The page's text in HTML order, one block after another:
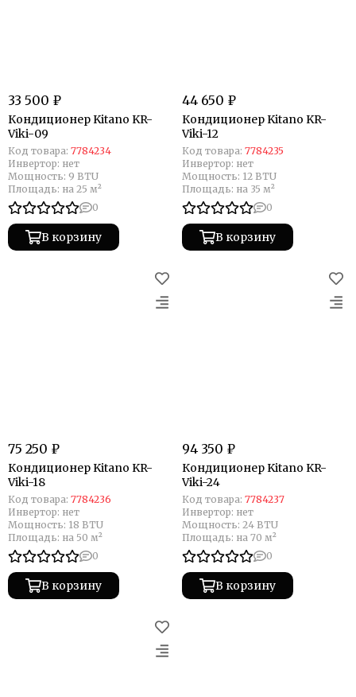
33 500 ₽
Кондиционер Kitano KR-
Viki-09
Код товара: 7784234
Инвертор: нет
Мощность: 9 BTU
Площадь: на 25 м²
0
В корзину
44 650 ₽
Кондиционер Kitano KR-
Viki-12
Код товара: 7784235
Инвертор: нет
Мощность: 12 BTU
Площадь: на 35 м²
0
В корзину
75 250 ₽
Кондиционер Kitano KR-
Viki-18
Код товара: 7784236
Инвертор: нет
Мощность: 18 BTU
Площадь: на 50 м²
0
В корзину
94 350 ₽
Кондиционер Kitano KR-
Viki-24
Код товара: 7784237
Инвертор: нет
Мощность: 24 BTU
Площадь: на 70 м²
0
В корзину